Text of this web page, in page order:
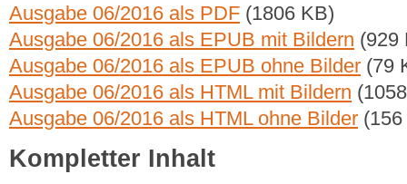
Ausgabe 06/2016 als PDF (1806 KB)
Ausgabe 06/2016 als EPUB mit Bildern (929
Ausgabe 06/2016 als EPUB ohne Bilder (79
Ausgabe 06/2016 als HTML mit Bildern
Ausgabe 06/2016 als HTML ohne Bilder
Kompletter Inhalt